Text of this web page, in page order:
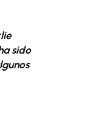
sido